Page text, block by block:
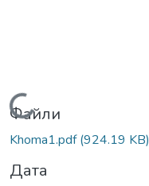
Вантажиться...
Файли
Khoma1.pdf(924.19 KB)
Дата